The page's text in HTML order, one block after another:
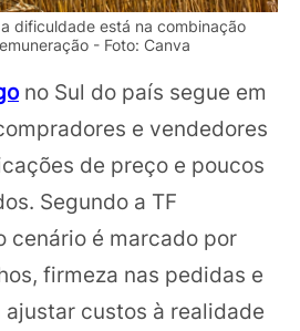
dificuldade está na combinação
- Foto: Canva
no Sul do país segue em
e vendedores
de preço e poucos
Segundo a TF
cenário é marcado por
firmeza nas pedidas e
custos à realidade